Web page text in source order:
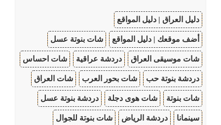
دليل العراق | دليل المواقع
أضف موقعك | دليل المواقع شات بنوتة عسل
شات موسيقى العراق دردشة عراقية شات احساس
دردشة بنوتة حب شات بحور العرب شات العراق
شات بنوتة شات هوى دجلة دردشة بنوتة عسل
سينمانا دردشة الرياض شات بنوتة للجوال